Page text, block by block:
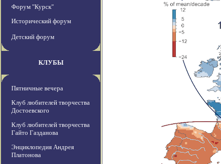
Форум "Курск"
Исторический форум
Детский форум
КЛУБЫ
Пятничные вечера
Клуб любителей творчества
Достоевского
Клуб любителей творчества
Гайто Газданова
Энциклопедия Андрея
Платонова